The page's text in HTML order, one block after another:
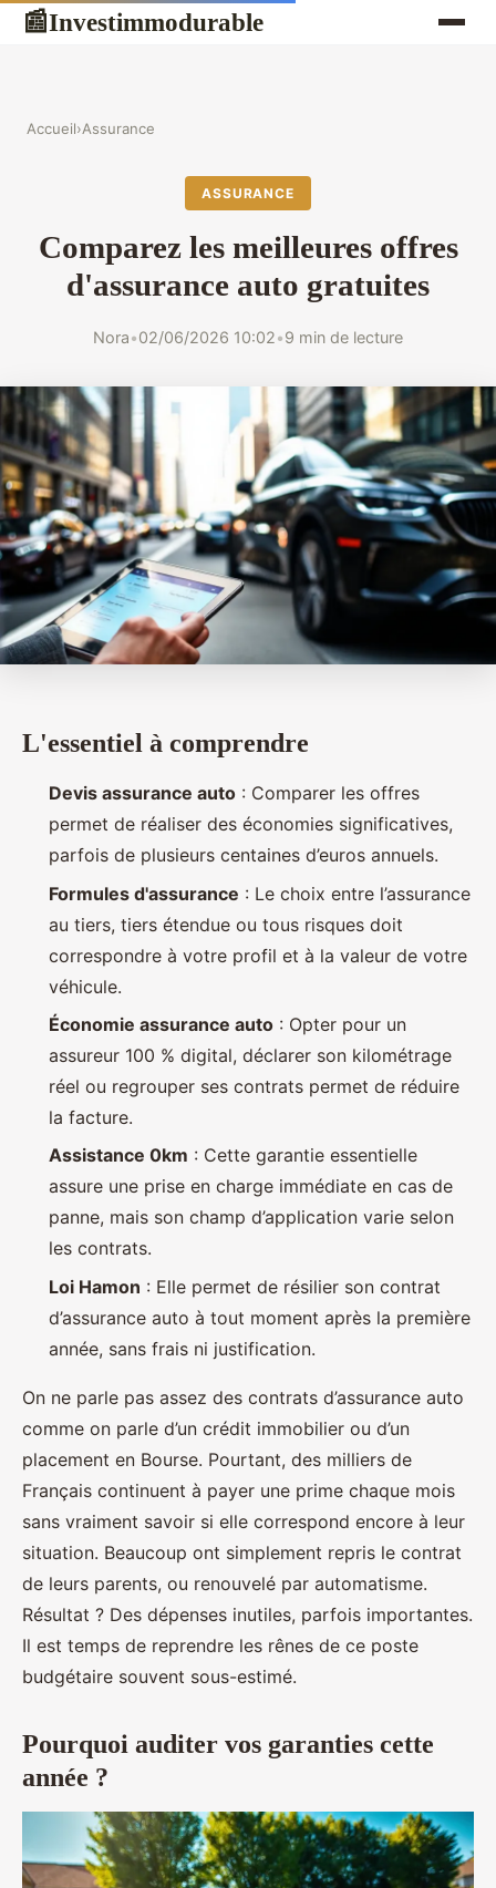
📰Investimmodurable
Accueil›Assurance
ASSURANCE
Comparez les meilleures offres
d'assurance auto gratuites
Nora•02/06/2026 10:02•9 min de lecture
L'essentiel à comprendre
Devis assurance auto : Comparer les offres
permet de réaliser des économies significatives,
parfois de plusieurs centaines d’euros annuels.
Formules d'assurance : Le choix entre l’assurance
au tiers, tiers étendue ou tous risques doit
correspondre à votre profil et à la valeur de votre
véhicule.
Économie assurance auto : Opter pour un
assureur 100 % digital, déclarer son kilométrage
réel ou regrouper ses contrats permet de réduire
la facture.
Assistance 0km : Cette garantie essentielle
assure une prise en charge immédiate en cas de
panne, mais son champ d’application varie selon
les contrats.
Loi Hamon : Elle permet de résilier son contrat
d’assurance auto à tout moment après la première
année, sans frais ni justification.
On ne parle pas assez des contrats d’assurance auto
comme on parle d’un crédit immobilier ou d’un
placement en Bourse. Pourtant, des milliers de
Français continuent à payer une prime chaque mois
sans vraiment savoir si elle correspond encore à leur
situation. Beaucoup ont simplement repris le contrat
de leurs parents, ou renouvelé par automatisme.
Résultat ? Des dépenses inutiles, parfois importantes.
Il est temps de reprendre les rênes de ce poste
budgétaire souvent sous-estimé.
Pourquoi auditer vos garanties cette
année ?